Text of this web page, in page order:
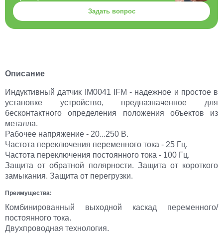
Описание
Индуктивный датчик IM0041 IFM - надежное и простое в
установке устройство, предназначенное для
бесконтактного определения положения объектов из
металла.
Рабочее напряжение - 20...250 В.
Частота переключения переменного тока - 25 Гц.
Частота переключения постоянного тока - 100 Гц.
Защита от обратной полярности. Защита от короткого
замыкания. Защита от перегрузки.
Преимущества:
Комбинированный выходной каскад переменного/
постоянного тока.
Двухпроводная технология.
Задать вопрос